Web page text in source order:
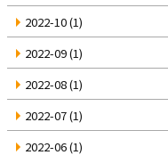
2022-10(1)
2022-09(1)
2022-08(1)
2022-07(1)
2022-06(1)